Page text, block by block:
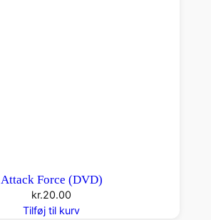
Attack Force (DVD)
kr.20.00
Tilføj til kurv